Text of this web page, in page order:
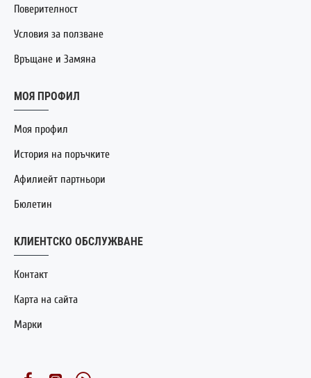
Поверителност
Условия за ползване
Връщане и Замяна
МОЯ ПРОФИЛ
Моя профил
История на поръчките
Афилиейт партньори
Бюлетин
КЛИЕНТСКО ОБСЛУЖВАНЕ
Контакт
Карта на сайта
Марки